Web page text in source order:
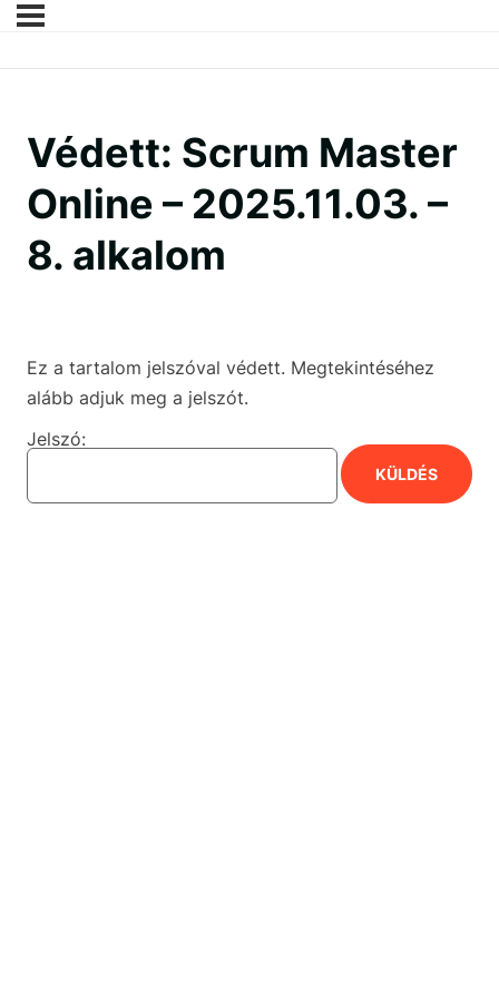
Védett: Scrum Master
Online – 2025.11.03. –
8. alkalom
Ez a tartalom jelszóval védett. Megtekintéséhez
alább adjuk meg a jelszót.
Jelszó: